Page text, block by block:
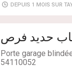
DEPUIS 1 MOIS SUR
حديد فرص
Porte garage
54110052